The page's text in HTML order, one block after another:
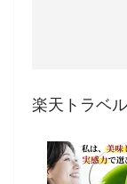
楽天トラベル